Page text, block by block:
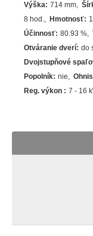
Výška: 714 mm
8 hod.
Hmotnosť:
Účinnosť: 80.93%
Otváranie dverí: do
Dvojstupňové
Popolník: nie
Reg. výkon : 7 - 16